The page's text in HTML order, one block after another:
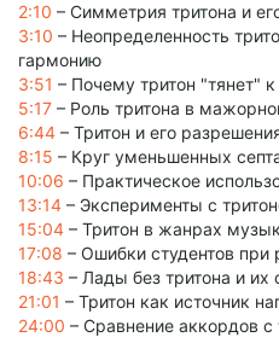
2:10 – Симметрия тритона и
3:10 – Неопределенность
гармонию
3:51 – Почему тритон "тянет"
5:17 – Роль тритона в
6:44 – Тритон и его
8:15 – Круг уменьшенных
10:06 – Практическое
13:14 – Эксперименты с
15:04 – Тритон в жанрах
17:08 – Ошибки студентов при
18:43 – Лады без тритона и их
21:01 – Тритон как источник
24:00 – Сравнение аккордов с